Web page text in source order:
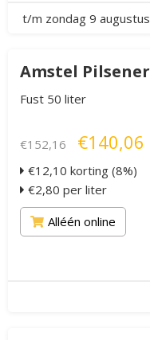
t/m zondag 9 augustus
Amstel Pilsener
Fust 50 liter
€152,16 €140,06
€12,10 korting (8%)
€2,80 per liter
Alléén online